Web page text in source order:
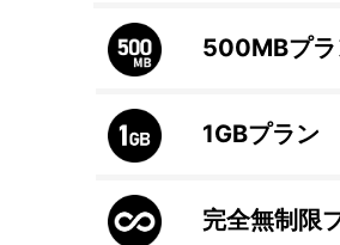
500MBプ
1GBプラン
完全無制限